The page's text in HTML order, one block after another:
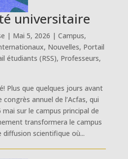
universitaire
| Mai 5, 2026 | Campus,
, Nouvelles, Portail
étudiants (RSS), Professeurs,
Plus que quelques jours avant
annuel de l’Acfas, qui
sur le campus principal de
transformera le campus
diffusion scientifique où...